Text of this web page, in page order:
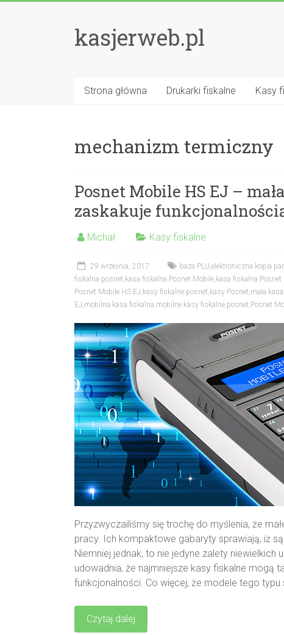
kasjerweb.pl
Strona główna Drukarki fiskalne Kasy
mechanizm termiczny
Posnet Mobile HS EJ –
zaskakuje
Michał Kasy fiskalne
29 września, 2017 baza PLU,elektroniczna kopia
fiskalna posnet, kasa fiskalna Posnet Mobile, kasa fiskalna Posnet
Posnet Mobile HS EJ, kasy fiskalne posnet, kasy Posnet,mała
EJ,mobilna kasa fiskalna,mobilne kasy fiskalne,posnet, Posnet
Przyzwyczailiśmy się trochę do myślenia, że
pracy. Ich kompaktowe gabaryty sprawiają, iż
Niemniej jednak, to nie jedyne zalety niewielkich
udowadnia, że najmniejsze kasy fiskalne mogą
funkcjonalności. Co więcej, że modele tego
Czytaj dalej